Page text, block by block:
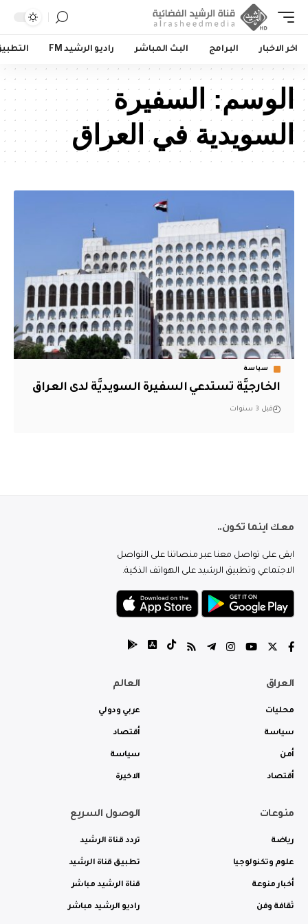
اخر الاخبار البرامج البث المباشر راديو الرشيد FM
الوسم: السفيرة
السويدية في العراق
سياسة
الخارجيَّة تستدعي السفيرة السويديَّة لدى العراق
قبل 3 سنوات
معك اينما تكون..
ابقى على تواصل معنا عبر منصاتنا على التواصل
الاجتماعي وتطبيق الرشيد على الهواتف الذكية.
العراق
محليات
سياسة
أمن
أقتصاد
العالم
عربي ودولي
أقتصاد
سياسة
الاخيرة
منوعات
رياضة
علوم وتكنولوجيا
أخبار منوعة
ثقافة وفن
الوصول السريع
تردد قناة الرشيد
تطبيق قناة الرشيد
قناة الرشيد مباشر
راديو الرشيد مباشر